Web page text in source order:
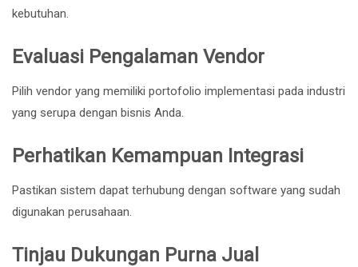
kebutuhan.
Evaluasi Pengalaman Vendor
Pilih vendor yang memiliki portofolio implementasi pada industri
yang serupa dengan bisnis Anda.
Perhatikan Kemampuan Integrasi
Pastikan sistem dapat terhubung dengan software yang sudah
digunakan perusahaan.
Tinjau Dukungan Purna Jual